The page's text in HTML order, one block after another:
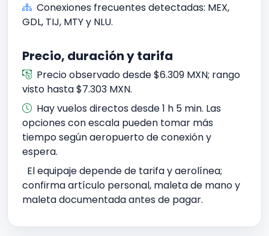
Conexiones frecuentes detectadas: MEX,
GDL, TIJ, MTY y NLU.
Precio, duración y tarifa
Precio observado desde $6.309 MXN; rango
visto hasta $7.303 MXN.
Hay vuelos directos desde 1 h 5 min. Las
opciones con escala pueden tomar más
tiempo según aeropuerto de conexión y
espera.
El equipaje depende de tarifa y aerolínea;
confirma artículo personal, maleta de mano y
maleta documentada antes de pagar.